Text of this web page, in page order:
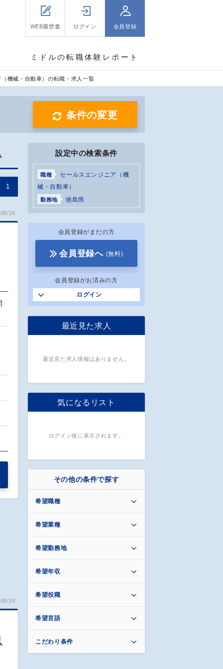
WEB履歴書 ログイン 会員登録
ミドルの転職体験レポート
機械・自動車）の転職・求人一覧
条件の変更
1
24
24
設定中の検索条件
職種
セールスエンジニア（機
械・自動車）
勤務地 徳島県
会員登録がまだの方
会員登録へ (無料)
会員登録がお済みの方
ログイン
最近見た求人
最近見た求人情報はありません。
気になるリスト
ログイン後に表示されます。
その他の条件で探す
希望職種
希望業種
希望勤務地
希望年収
希望役職
希望言語
こだわり条件